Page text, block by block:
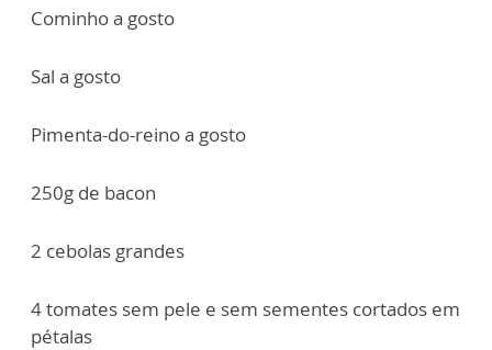
Cominho a gosto
Sal a gosto
Pimenta-do-reino a gosto
250g de bacon
2 cebolas grandes
4 tomates sem pele e sem sementes cortados em
pétalas